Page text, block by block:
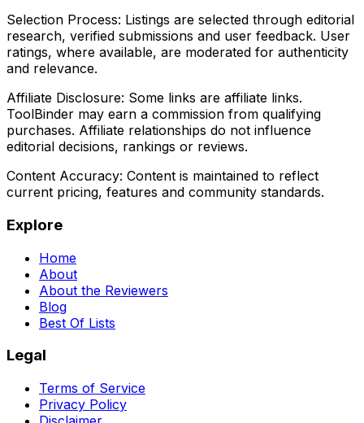
Selection Process: Listings are selected through editorial
research, verified submissions and user feedback. User
ratings, where available, are moderated for authenticity
and relevance.
Affiliate Disclosure: Some links are affiliate links.
ToolBinder may earn a commission from qualifying
purchases. Affiliate relationships do not influence
editorial decisions, rankings or reviews.
Content Accuracy: Content is maintained to reflect
current pricing, features and community standards.
Explore
Home
About
About the Reviewers
Blog
Best Of Lists
Legal
Terms of Service
Privacy Policy